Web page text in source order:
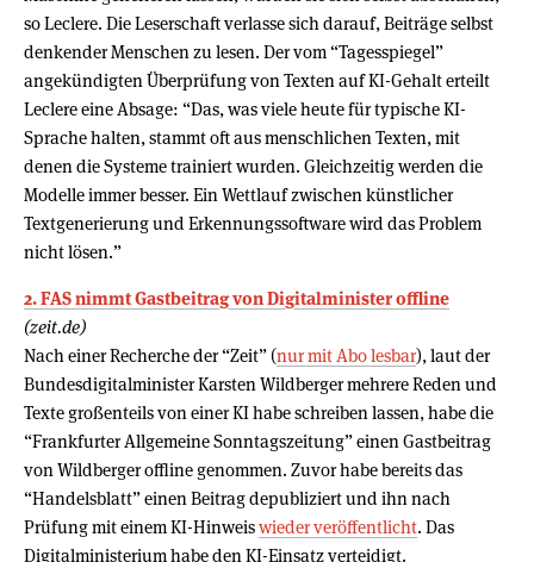
so Leclere. Die Leserschaft verlasse sich darauf, Beiträge selbst
denkender Menschen zu lesen. Der vom “Tagesspiegel”
angekündigten Überprüfung von Texten auf KI-Gehalt erteilt
Leclere eine Absage: “Das, was viele heute für typische KI-
Sprache halten, stammt oft aus menschlichen Texten, mit
denen die Systeme trainiert wurden. Gleichzeitig werden die
Modelle immer besser. Ein Wettlauf zwischen künstlicher
Textgenerierung und Erkennungssoftware wird das Problem
nicht lösen.”
2. FAS nimmt Gastbeitrag von Digitalminister offline
(zeit.de)
Nach einer Recherche der “Zeit” (nur mit Abo lesbar), laut der
Bundesdigitalminister Karsten Wildberger mehrere Reden und
Texte großenteils von einer KI habe schreiben lassen, habe die
“Frankfurter Allgemeine Sonntagszeitung” einen Gastbeitrag
von Wildberger offline genommen. Zuvor habe bereits das
“Handelsblatt” einen Beitrag depubliziert und ihn nach
Prüfung mit einem KI-Hinweiswieder veröffentlicht. Das
Digitalministerium habe den KI-Einsatz verteidigt.